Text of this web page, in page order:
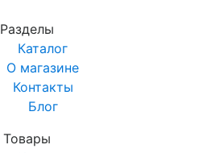
Разделы
Каталог
О магазине
Контакты
Блог
Товары